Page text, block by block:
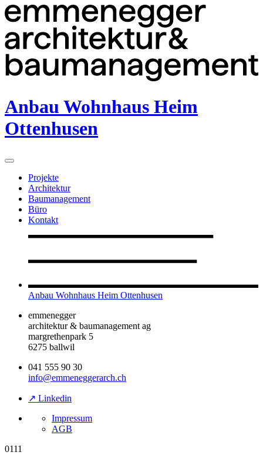
Anbau Wohnhaus Heim
Ottenhusen
Projekte
Architektur
Baumanagement
Büro
Kontakt
Anbau Wohnhaus Heim Ottenhusen
emmenegger
architektur & baumanagement ag
margrethenpark 5
6275 ballwil
041 555 90 30
info@emmeneggerarch.ch
↗ Linkedin
Impressum
AGB
0111